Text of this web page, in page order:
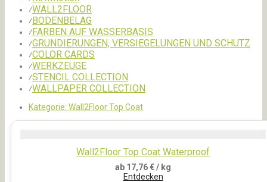
⁄WALL2FLOOR
⁄BODENBELAG
⁄FARBEN AUF WASSERBASIS
⁄GRUNDIERUNGEN, VERSIEGELUNGEN UND SCHUTZ
⁄COLOR CARDS
⁄WERKZEUGE
⁄STENCIL COLLECTION
⁄WALLPAPER COLLECTION
Kategorie: Wall2Floor Top Coat
Wall2Floor Top Coat Waterproof
ab 17,76 €/ kg
Entdecken